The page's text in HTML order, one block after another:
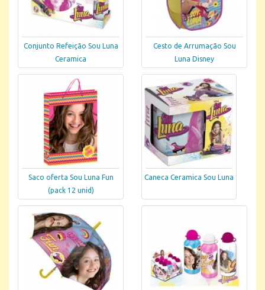
Conjunto Refeição Sou Luna
Ceramica
Cesto de Arrumação Sou
Luna Disney
Saco oferta Sou Luna Fun
(pack 12 unid)
Caneca Ceramica Sou Luna